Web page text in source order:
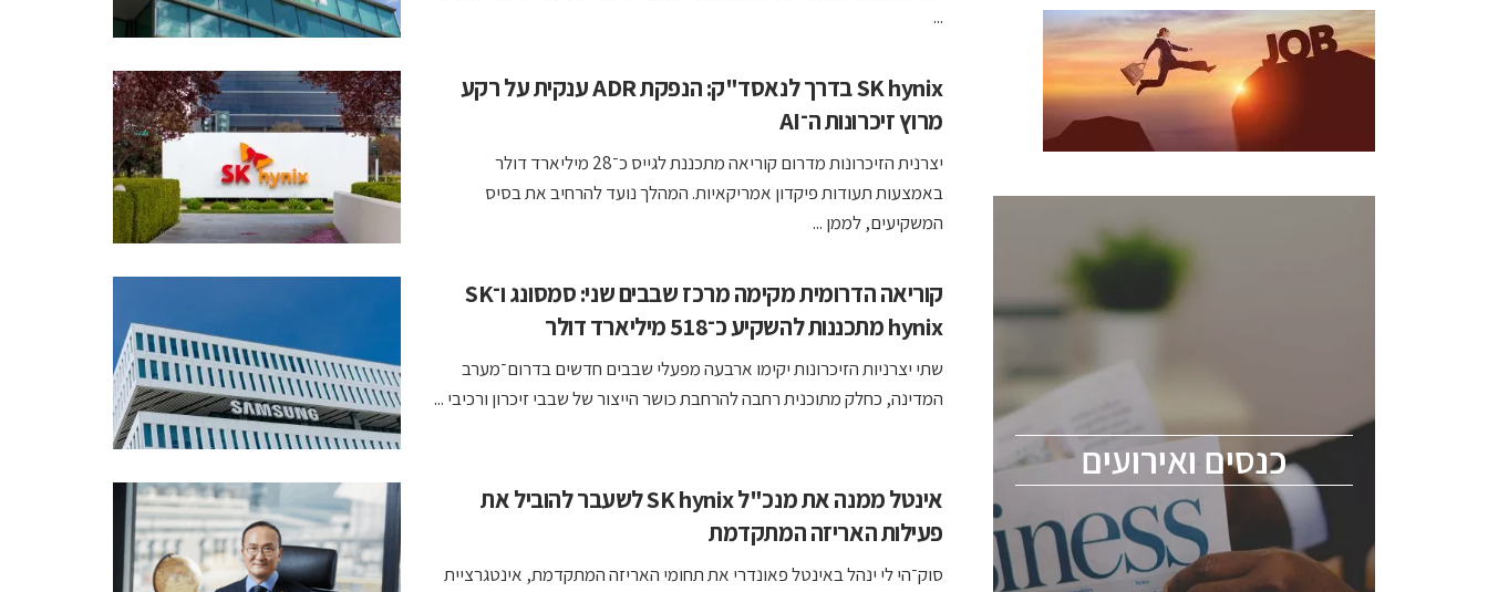
...
SK hynix בדרך לנאסד"ק: הנפקת ADR ענקית על רקע
מרוץ זיכרונות ה־AI
יצרנית הזיכרונות מדרום קוריאה מתכננת לגייס כ־28 מיליארד דולר
באמצעות תעודות פיקדון אמריקאיות. המהלך נועד להרחיב את בסיס
המשקיעים, לממן ...
קוריאה הדרומית מקימה מרכז שבבים שני: סמסונג ו־SK
hynix מתכננות להשקיע כ־518 מיליארד דולר
שתי יצרניות הזיכרונות יקימו ארבעה מפעלי שבבים חדשים בדרום־מערב
המדינה, כחלק מתוכנית רחבה להרחבת כושר הייצור של שבבי זיכרון ורכיבי ...
אינטל ממנה את מנכ"ל SK hynix לשעבר להוביל את
פעילות האריזה המתקדמת
סוק־הי לי ינהל באינטל פאונדרי את תחומי האריזה המתקדמת, אינטגרציית
כנסים ואירועים
כנסים ואירועים
הסמיקונדקטור כולל מהנדסים, מומחים מקצועיים
ChipEx2026 will be held on May 12-13,
2026. The conference is intended for
everyone involved in the semiconductor
industry, including engineers, professional